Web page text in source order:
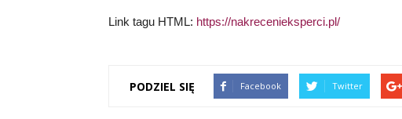
Link tagu HTML: https://nakrecenieksperci.pl/
PODZIEL SIĘ Facebook Twitter